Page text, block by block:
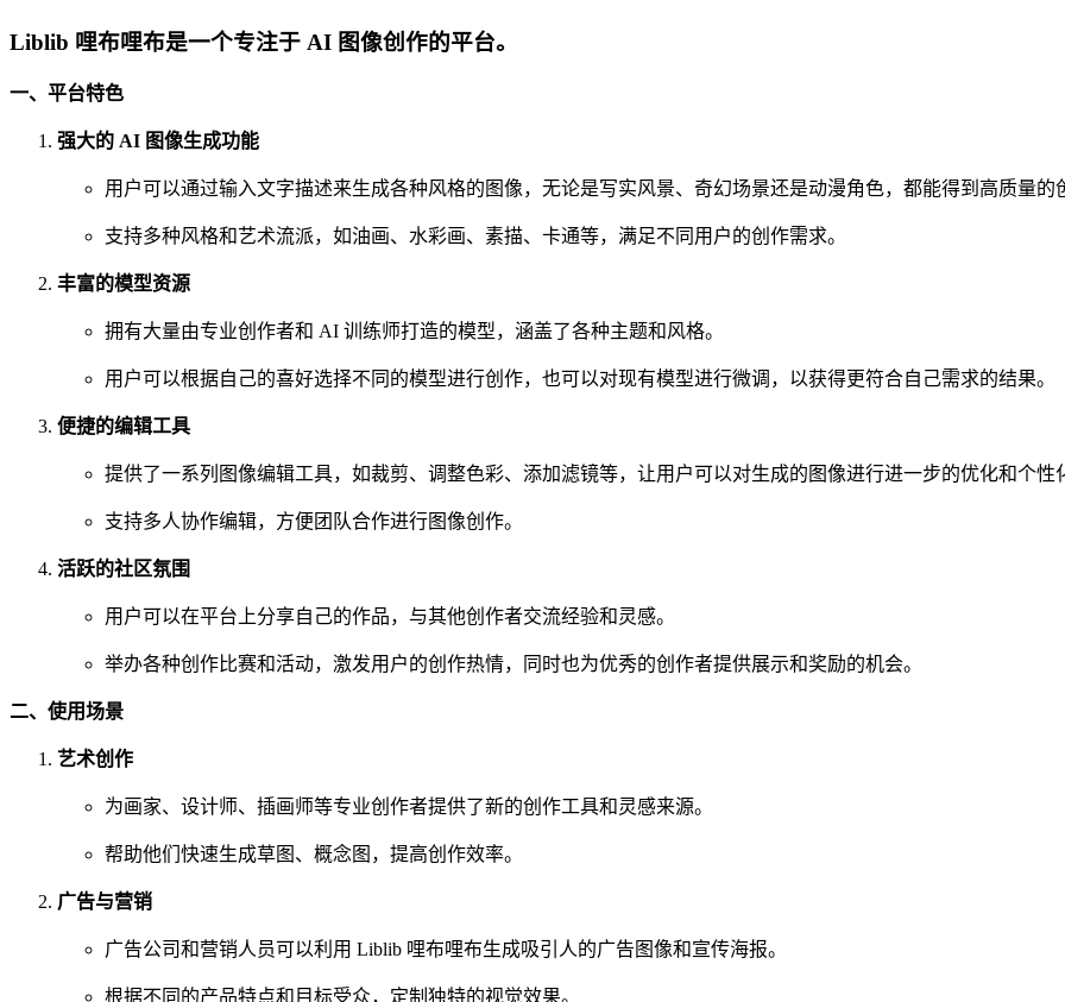
Liblib 哩布哩布是一个专注于 AI 图像创作的平台。
一、平台特色
强大的 AI 图像生成功能
用户可以通过输入文字描述来生成各种风格的图像，无论是写实风景、奇幻场景还是动漫角色，都能得到高质量的
支持多种风格和艺术流派，如油画、水彩画、素描、卡通等，满足不同用户的创作需求。
丰富的模型资源
拥有大量由专业创作者和 AI 训练师打造的模型，涵盖了各种主题和风格。
用户可以根据自己的喜好选择不同的模型进行创作，也可以对现有模型进行微调，以获得更符合自己需求的结果。
便捷的编辑工具
提供了一系列图像编辑工具，如裁剪、调整色彩、添加滤镜等，让用户可以对生成的图像进行进一步的优化和个性
支持多人协作编辑，方便团队合作进行图像创作。
活跃的社区氛围
用户可以在平台上分享自己的作品，与其他创作者交流经验和灵感。
举办各种创作比赛和活动，激发用户的创作热情，同时也为优秀的创作者提供展示和奖励的机会。
二、使用场景
艺术创作
为画家、设计师、插画师等专业创作者提供了新的创作工具和灵感来源。
帮助他们快速生成草图、概念图，提高创作效率。
广告与营销
广告公司和营销人员可以利用 Liblib 哩布哩布生成吸引人的广告图像和宣传海报。
根据不同的产品特点和目标受众，定制独特的视觉效果。